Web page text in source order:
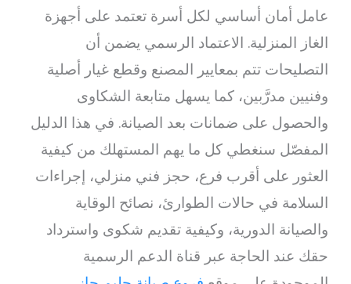
عامل أمان أساسي لكل أسرة تعتمد على أجهزة
الغاز المنزلية. الاعتماد الرسمي يضمن أن
التصليحات تتم بمعايير المصنع وقطع غيار أصلية
وفنيين مدرَّبين، كما يسهل متابعة الشكاوى
والحصول على ضمانات بعد الصيانة. في هذا الدليل
المفصّل سنغطي كل ما يهم المستهلك من كيفية
العثور على أقرب فرع، حجز فني منزلي، إجراءات
السلامة في حالات الطوارئ، نصائح الوقاية
والصيانة الدورية، وكيفية تقديم شكوى واسترداد
حقك عند الحاجة عبر قناة الدعم الرسمية